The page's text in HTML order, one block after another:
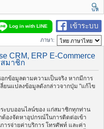
e
n
a
v
i
a
o
n
นห
า
เข้าระบบ
Log in with LINE
ภาษา:
CRM, ERP E-Commerce
สมาชิก
กข้อมูลตามความเป็นจริง หากมีการ
ยนแปลงข้อมูลดังกล่าวจากปุ่ม "แก้ไข
ระบบออนไลน์ของ แก่สมาชิกทุกท่าน
องจัดหาอุปกรณ์ในการติดต่อเข้า
ารจ่ายค่าบริการ โทรศัพท์ และค่า